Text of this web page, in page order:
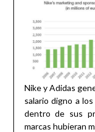
Nike y Adidas
salario digno a
dentro de sus
marcas hubieran